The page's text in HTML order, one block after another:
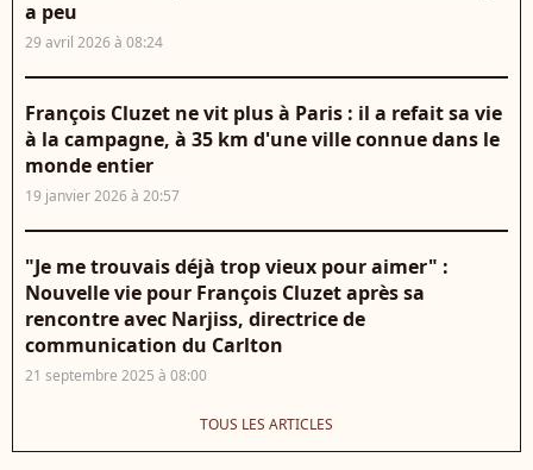
a peu
29 avril 2026 à 08:24
François Cluzet ne vit plus à Paris : il a refait sa vie
à la campagne, à 35 km d'une ville connue dans le
monde entier
19 janvier 2026 à 20:57
"Je me trouvais déjà trop vieux pour aimer" :
Nouvelle vie pour François Cluzet après sa
rencontre avec Narjiss, directrice de
communication du Carlton
21 septembre 2025 à 08:00
TOUS LES ARTICLES